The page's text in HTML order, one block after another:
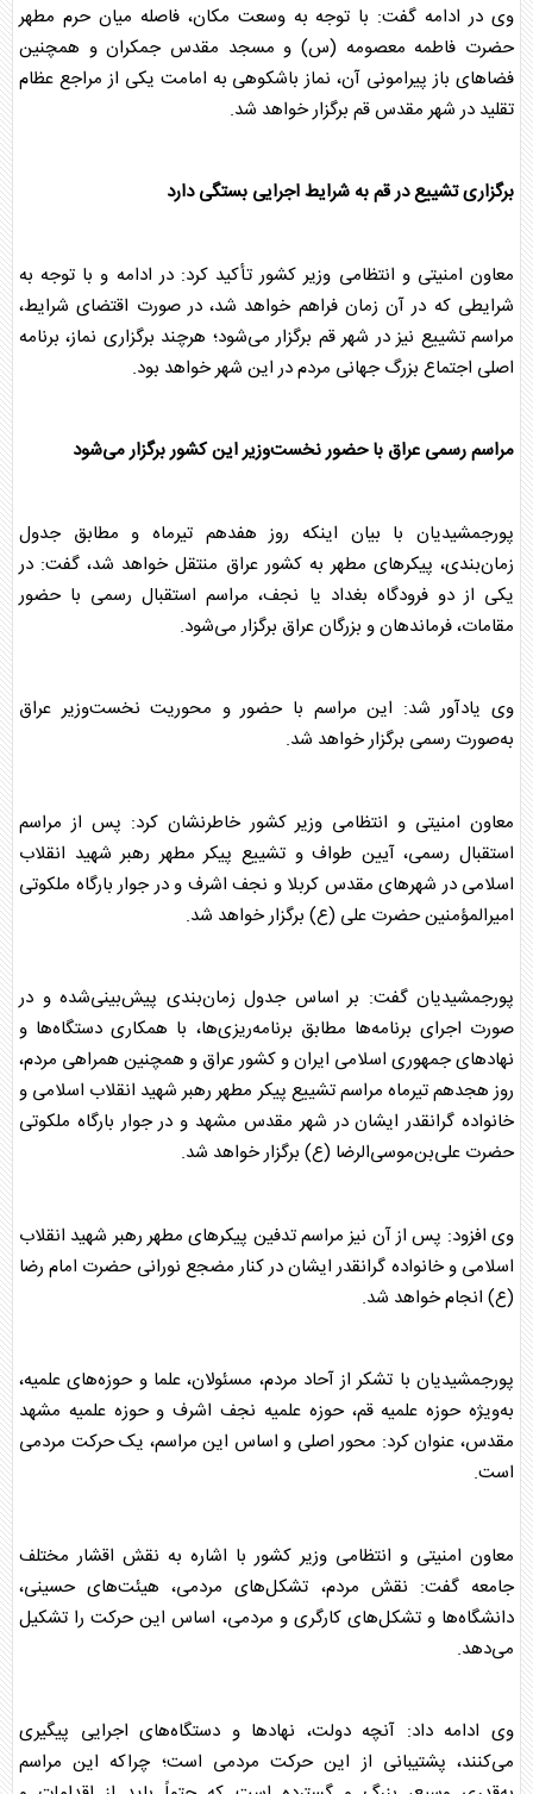
وی در ادامه گفت: با توجه به وسعت مکان، فاصله میان حرم مطهر
حضرت فاطمه معصومه (س) و مسجد مقدس جمکران و همچنین
فضاهای باز پیرامونی آن، نماز باشکوهی به امامت یکی از مراجع عظام
تقلید در شهر مقدس قم برگزار خواهد شد.
برگزاری تشییع در قم به شرایط اجرایی بستگی دارد
معاون امنیتی و انتظامی وزیر کشور تأکید کرد: در ادامه و با توجه به
شرایطی که در آن زمان فراهم خواهد شد، در صورت اقتضای شرایط،
مراسم تشییع نیز در شهر قم برگزار می‌شود؛ هرچند برگزاری نماز، برنامه
اصلی اجتماع بزرگ جهانی مردم در این شهر خواهد بود.
مراسم رسمی عراق با حضور نخست‌وزیر این کشور برگزار می‌شود
پورجمشیدیان با بیان اینکه روز هفدهم تیرماه و مطابق جدول
زمان‌بندی، پیکرهای مطهر به کشور عراق منتقل خواهد شد، گفت: در
یکی از دو فرودگاه بغداد یا نجف، مراسم استقبال رسمی با حضور
مقامات، فرماندهان و بزرگان عراق برگزار می‌شود.
وی یادآور شد: این مراسم با حضور و محوریت نخست‌وزیر عراق
به‌صورت رسمی برگزار خواهد شد.
معاون امنیتی و انتظامی وزیر کشور خاطرنشان کرد: پس از مراسم
استقبال رسمی، آیین طواف و تشییع پیکر مطهر رهبر شهید انقلاب
اسلامی در شهرهای مقدس کربلا و نجف اشرف و در جوار بارگاه ملکوتی
امیرالمؤمنین حضرت علی (ع) برگزار خواهد شد.
پورجمشیدیان گفت: بر اساس جدول زمان‌بندی پیش‌بینی‌شده و در
صورت اجرای برنامه‌ها مطابق برنامه‌ریزی‌ها، با همکاری دستگاه‌ها و
نهادهای جمهوری اسلامی ایران و کشور عراق و همچنین همراهی مردم،
روز هجدهم تیرماه مراسم تشییع پیکر مطهررهبر شهید انقلاب اسلامی و
خانواده گرانقدر ایشان در شهر مقدس مشهد و در جوار بارگاه ملکوتی
حضرت علی‌بن‌موسی‌الرضا (ع) برگزار خواهد شد.
وی افزود: پس از آن نیز مراسم تدفین پیکرهای مطهر رهبر شهید انقلاب
اسلامی و خانواده گرانقدر ایشان در کنار مضجع نورانی حضرت امام رضا
(ع) انجام خواهد شد.
پورجمشیدیان با تشکر از آحاد مردم، مسئولان، علما و حوزه‌های علمیه،
به‌ویژه حوزه علمیه قم، حوزه علمیه نجف اشرف و حوزه علمیه مشهد
مقدس، عنوان کرد: محور اصلی و اساس این مراسم، یک حرکت مردمی
است.
معاون امنیتی و انتظامی وزیر کشور با اشاره به نقش اقشار مختلف
جامعه گفت: نقش مردم، تشکل‌های مردمی، هیئت‌های حسینی،
دانشگاه‌ها و تشکل‌های کارگری و مردمی، اساس این حرکت را تشکیل
می‌دهد.
وی ادامه داد: آنچه دولت، نهادها و دستگاه‌های اجرایی پیگیری
می‌کنند، پشتیبانی از این حرکت مردمی است؛ چراکه این مراسم